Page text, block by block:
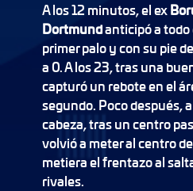
A los 12 minutos, el ex
Dortmundanticipó a
primer palo y con su pie
a 0. A los 23, tras una
capturó un rebote en el
segundo. Poco después,
cabeza, tras un centro
volvió a meter al centro
metiera el frentazo al
rivales.